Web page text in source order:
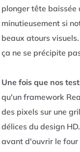
plonger tête baissée
minutieusement si
beaux atours
ça ne se précipite
Une fois que nos
qu'un framework
des pixels sur une
délices du design
avant d'ouvrir le